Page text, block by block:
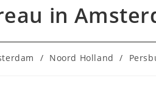
in
/ Noord Holland /